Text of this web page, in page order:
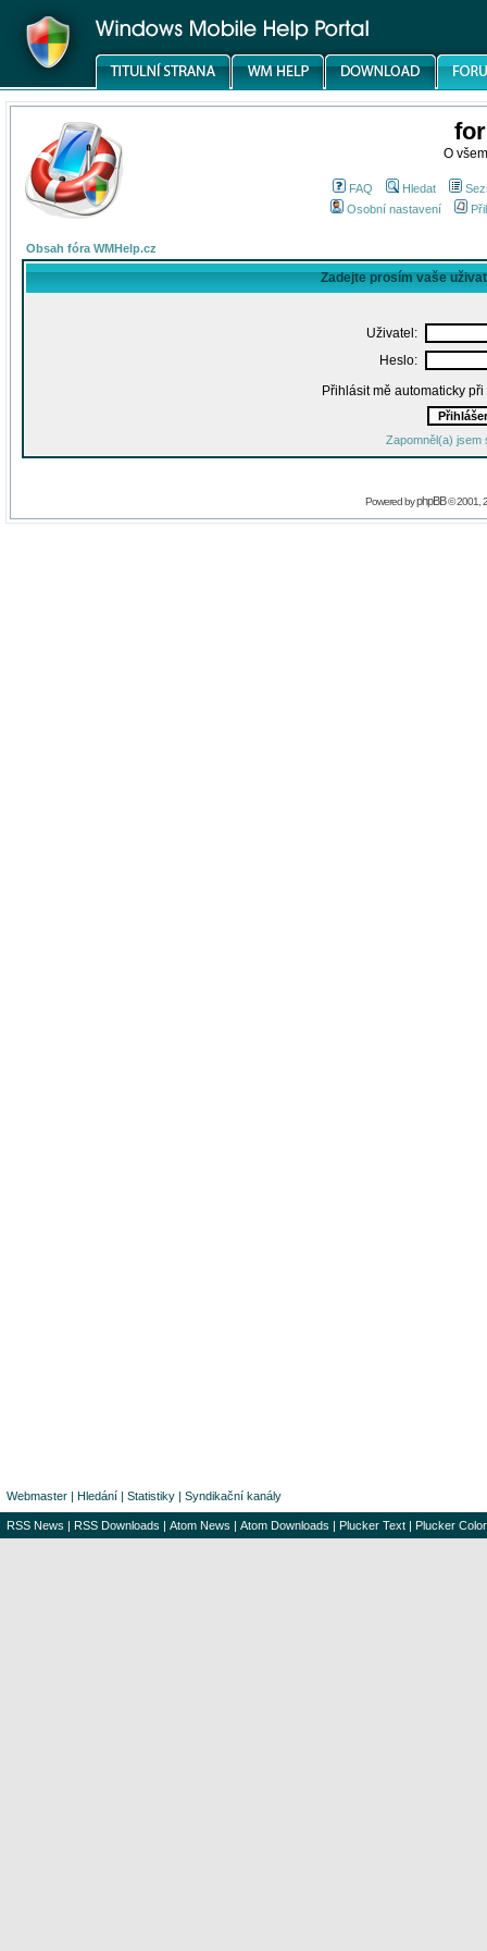
O
FAQ Hledat
Osobní nastavení
Obsah fóra WMHelp.cz
Zadejte prosím vaše
Uživatel:
Heslo:
Přihlásit mě automaticky
Zapomněl(a) jsem
Powered byphpBB© 2001,
Webmaster | Hledání | Statistiky | Syndikační kanály
RSS News | RSS Downloads | Atom News | Atom Downloads | Plucker Text | Plucker Color